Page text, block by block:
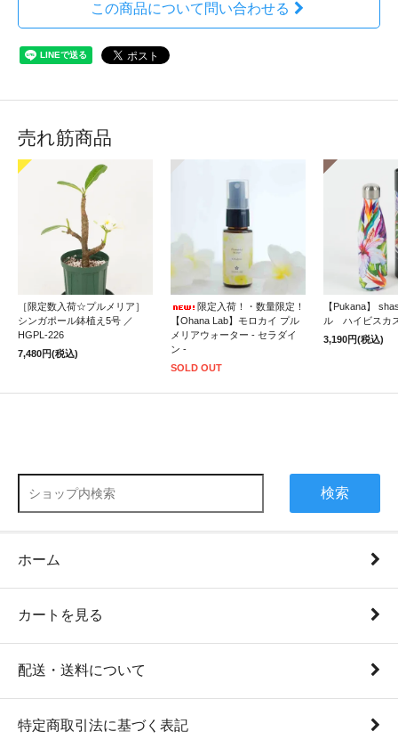
この商品について問い合わせる
売れ筋商品
［限定数入荷☆プルメリア］
シンガポール鉢植え5号 ／
HGPL-226
7,480円(税込)
限定入荷！・数量限定！
【Ohana Lab】モロカイ プル
メリアウォーター - セラダイ
ン -
SOLD OUT
【Pukana】
ル ハイビスカ
3,190円(税込)
検索
ホーム
カートを見る
配送・送料について
特定商取引法に基づく表記